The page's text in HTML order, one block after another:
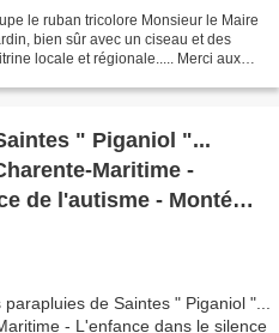
le ruban tricolore Monsieur le Maire
bien sûr avec un ciseau et des
et régionale..... Merci aux
" Piganiol "...
Maritime -
de l'autisme - Montée
crash